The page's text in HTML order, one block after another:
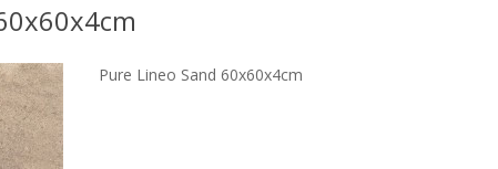
Pure Lineo Sand 60x60x4cm